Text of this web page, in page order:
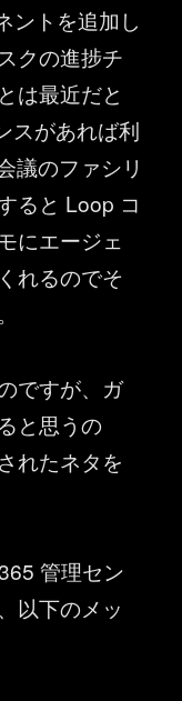
ントを追加し
クの進捗チ
は最近だと
スがあれば利
議のファシリ
ると Loop コ
にエージェ
れるのでそ
ですが、ガ
と思うの
れたネタを
管理セン
以下のメッ